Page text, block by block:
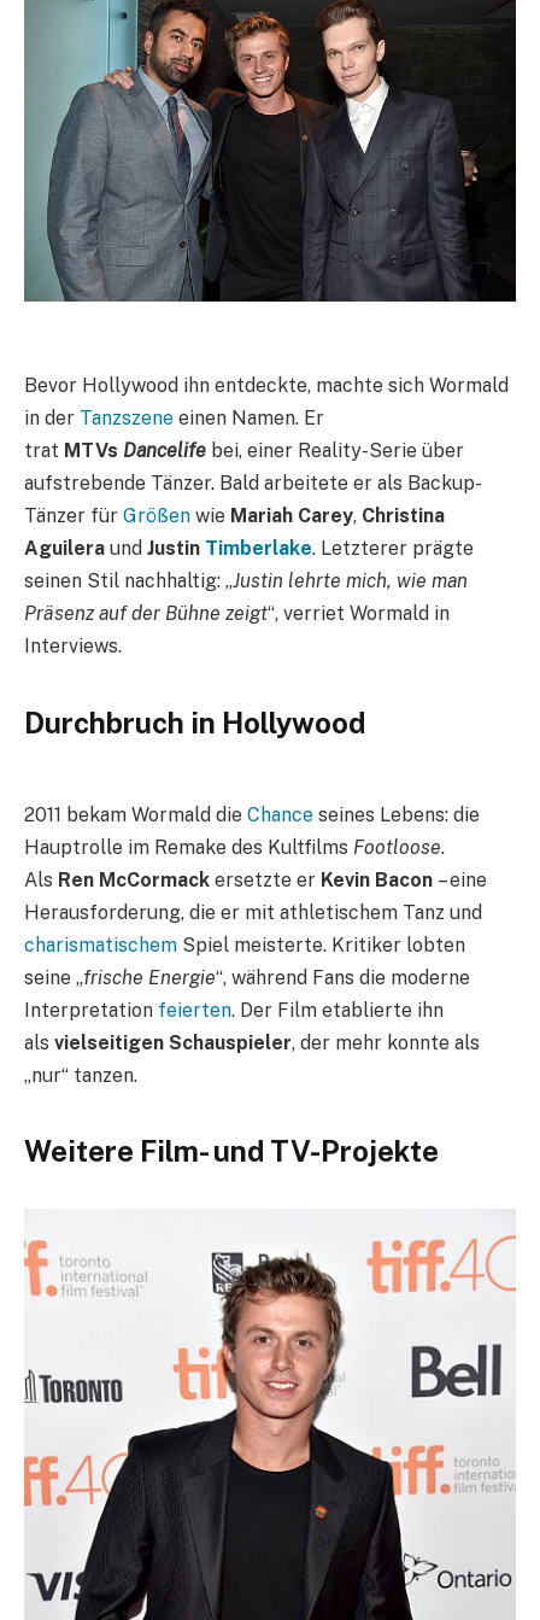
Bevor Hollywood ihn entdeckte, machte sich Wormald
in der Tanzszene einen Namen. Er
trat MTVs Dancelife bei, einer Reality-Serie über
aufstrebende Tänzer. Bald arbeitete er als Backup-
Tänzer für Größen wie Mariah Carey, Christina
Aguilera und Justin Timberlake. Letzterer prägte
seinen Stil nachhaltig: „Justin lehrte mich, wie man
Präsenz auf der Bühne zeigt“, verriet Wormald in
Interviews.
Durchbruch in Hollywood
2011 bekam Wormald die Chance seines Lebens: die
Hauptrolle im Remake des Kultfilms Footloose.
Als Ren McCormack ersetzte er Kevin Bacon – eine
Herausforderung, die er mit athletischem Tanz und
charismatischem Spiel meisterte. Kritiker lobten
seine „frische Energie“, während Fans die moderne
Interpretation feierten. Der Film etablierte ihn
als vielseitigen Schauspieler, der mehr konnte als
„nur“ tanzen.
Weitere Film- und TV-Projekte